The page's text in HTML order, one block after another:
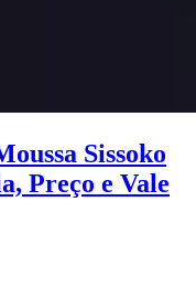
Sissoko
Preço e Vale